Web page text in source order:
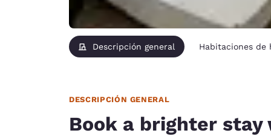
Descripción general Habitaciones de
DESCRIPCIÓN GENERAL
Book a brighter stay